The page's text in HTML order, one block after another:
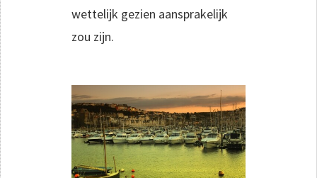
wettelijk gezien aansprakelijk
zou zijn.